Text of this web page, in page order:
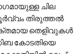
ചില
തിരുത്തൽ
തെളിവുകൾ
കോടതിയെ